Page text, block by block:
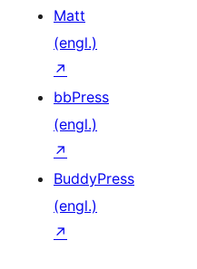
Matt
(engl.)
↗
bbPress
(engl.)
↗
BuddyPress
(engl.)
↗